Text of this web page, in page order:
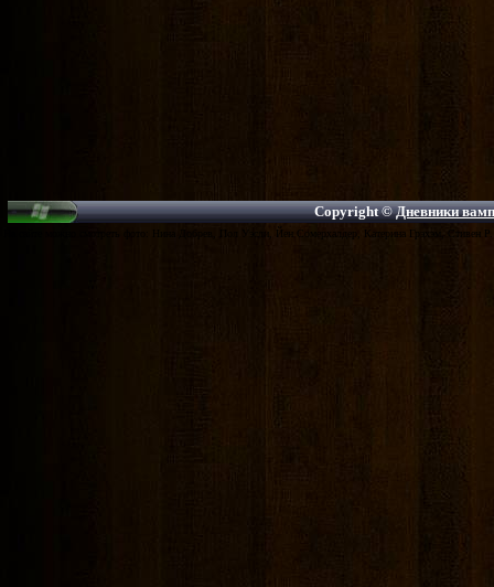
Copyright ©Дневники
На сайте можно смотреть фото: Нина Добрев, Пол Уэсли, Йен Сомерхалдер, Катерина Грэхэм,